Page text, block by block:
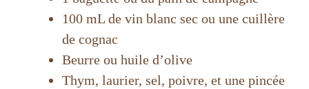
100 mL de vin blanc sec ou une cuillère
de cognac
Beurre ou huile d’olive
Thym, laurier, sel, poivre, et une pincée